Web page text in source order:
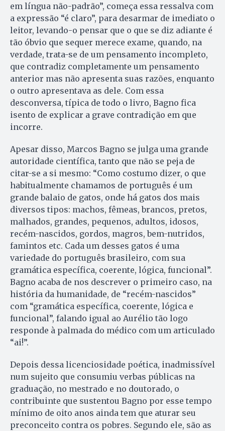
em língua não-padrão”, começa essa ressalva com
a expressão “é claro”, para desarmar de imediato o
leitor, levando-o pensar que o que se diz adiante é
tão óbvio que sequer merece exame, quando, na
verdade, trata-se de um pensamento incompleto,
que contradiz completamente um pensamento
anterior mas não apresenta suas razões, enquanto
o outro apresentava as dele. Com essa
desconversa, típica de todo o livro, Bagno fica
isento de explicar a grave contradição em que
incorre.
Apesar disso, Marcos Bagno se julga uma grande
autoridade científica, tanto que não se peja de
citar-se a si mesmo: “Como costumo dizer, o que
habitualmente chamamos de português é um
grande balaio de gatos, onde há gatos dos mais
diversos tipos: machos, fêmeas, brancos, pretos,
malhados, grandes, pequenos, adultos, idosos,
recém-nascidos, gordos, magros, bem-nutridos,
famintos etc. Cada um desses gatos é uma
variedade do português brasileiro, com sua
gramática específica, coerente, lógica, funcional”.
Bagno acaba de nos descrever o primeiro caso, na
história da humanidade, de “recém-nascidos”
com “gramática específica, coerente, lógica e
funcional”, falando igual ao Aurélio tão logo
responde à palmada do médico com um articulado
“ai!”.
Depois dessa licenciosidade poética, inadmissível
num sujeito que consumiu verbas públicas na
graduação, no mestrado e no doutorado, o
contribuinte que sustentou Bagno por esse tempo
mínimo de oito anos ainda tem que aturar seu
preconceito contra os pobres. Segundo ele, são as